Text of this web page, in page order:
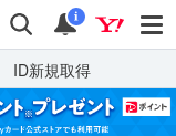
検索 通知
i
ID新規取得